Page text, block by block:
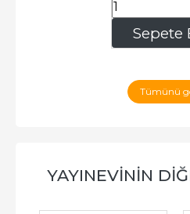
Sepete
375
Tümünü
YAYINEVININ